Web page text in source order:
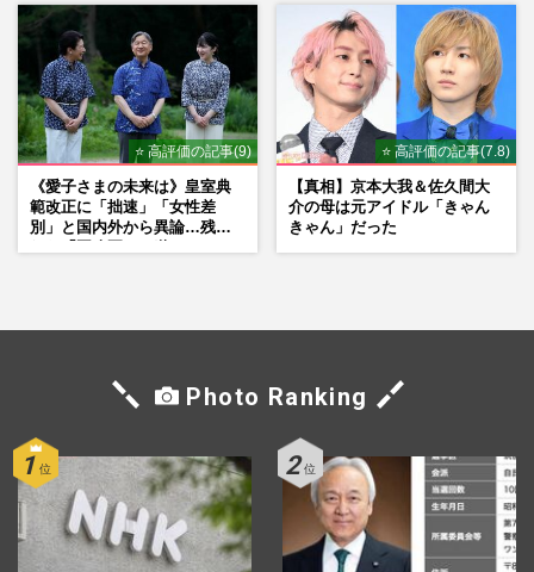
⭐ 高評価の記事(9)
《愛子さまの未来は》皇室典
範改正に「拙速」「女性差
別」と国内外から異論…残さ
⭐ 高評価の記事(7.8)
【真相】京本大我＆佐久間大
介の母は元アイドル「きゃん
きゃん」だった
Photo Ranking